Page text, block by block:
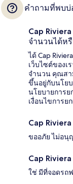
คำถามที่พบบ่
Cap
จำนวนได้ห
ได้ Cap
เว็บไซต์ของเ
จำนวน คุณสา
ขึ้นอยู่กับนโย
นโยบายการย
เงื่อนไขการย
Cap
ขออภัย ไม่อนุ
Cap
ใช่ มีที่จอดรถ